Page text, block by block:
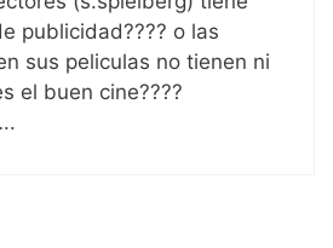
publicidad???? o las
sus peliculas no tienen ni
el buen cine????